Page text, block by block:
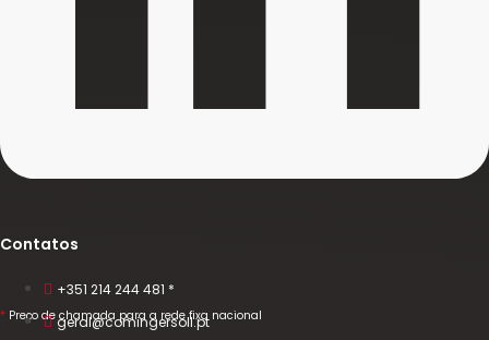
Contatos
+351 214 244 481 *
* Preço de chamada para a rede fixa nacional
geral@comingersoll.pt